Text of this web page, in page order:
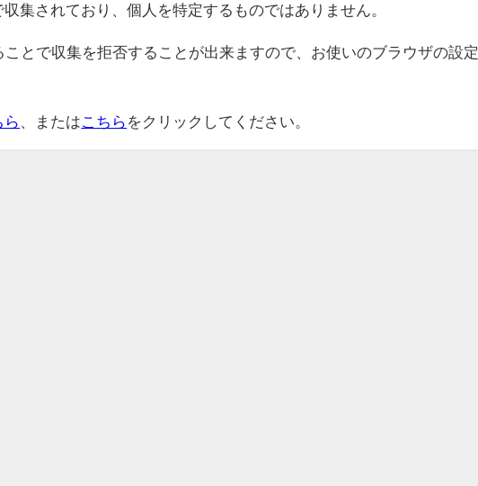
集されており、個人を特定するものではありません。
とで収集を拒否することが出来ますので、お使いのブラウザの設定
ら 、または こちら をクリックしてください。